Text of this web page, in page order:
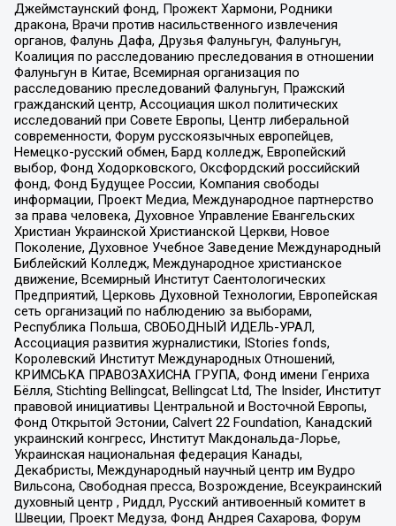
Джеймстаунский фонд, Прожект Хармони, Родники
дракона, Врачи против насильственного извлечения
органов, Фалунь Дафа, Друзья Фалуньгун, Фалуньгун,
Коалиция по расследованию преследования в отношении
Фалуньгун в Китае, Всемирная организация по
расследованию преследований Фалуньгун, Пражский
гражданский центр, Ассоциация школ политических
исследований при Совете Европы, Центр либеральной
современности, Форум русскоязычных европейцев,
Немецко-русский обмен, Бард колледж, Европейский
выбор, Фонд Ходорковского, Оксфордский российский
фонд, Фонд Будущее России, Компания свободы
информации, Проект Медиа, Международное партнерство
за права человека, Духовное Управление Евангельских
Христиан Украинской Христианской Церкви, Новое
Поколение, Духовное Учебное Заведение Международный
Библейский Колледж, Международное христианское
движение, Всемирный Институт Саентологических
Предприятий, Церковь Духовной Технологии, Европейская
сеть организаций по наблюдению за выборами,
Республика Польша, СВОБОДНЫЙ ИДЕЛЬ-УРАЛ,
Ассоциация развития журналистики, IStories fonds,
Королевский Институт Международных Отношений,
КРИМСЬКА ПРАВОЗАХИСНА ГРУПА, Фонд имени Генриха
Бёлля, Stichting Bellingcat, Bellingcat Ltd, The Insider, Институт
правовой инициативы Центральной и Восточной Европы,
Фонд Открытой Эстонии, Calvert 22 Foundation, Канадский
украинский конгресс, Институт Макдональда-Лорье,
Украинская национальная федерация Канады,
Декабристы, Международный научный центр им Вудро
Вильсона, Свободная пресса, Возрождение, Всеукраинский
духовный центр , Риддл, Русский антивоенный комитет в
Швеции, Проект Медуза, Фонд Андрея Сахарова, Форум